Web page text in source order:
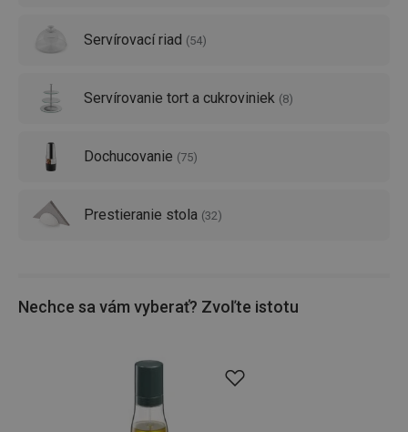
Servírovací riad (54)
Servírovanie tort a cukroviniek (8)
Dochucovanie (75)
Prestieranie stola (32)
Nechce sa vám vyberať? Zvoľte istotu